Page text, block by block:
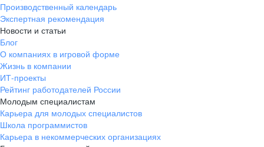
Производственный календарь
Экспертная рекомендация
Новости и статьи
Блог
О компаниях в игровой форме
Жизнь в компании
ИТ-проекты
Рейтинг работодателей России
Молодым специалистам
Карьера для молодых специалистов
Школа программистов
Карьера в некоммерческих организациях